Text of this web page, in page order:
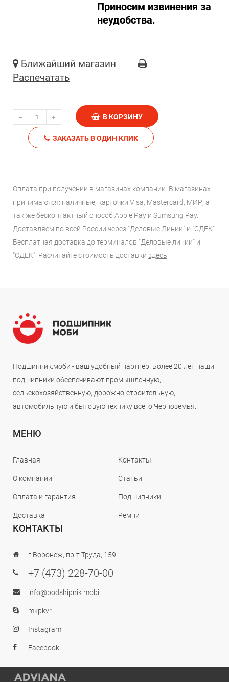
Приносим извинения за
неудобства.
Ближайший магазин
Распечатать
В КОРЗИНУ
ЗАКАЗАТЬ В ОДИН КЛИК
Оплата при получении в магазинах компании . В магазинах
принимаются: наличные, карточки Visa, Mastercard, МИР, а
так же бесконтактный способ Apple Pay и Sumsung Pay.
Доставляем по всей России через "Деловые Линии" и "СДЕК".
Бесплатная доставка до терминалов "Деловые линии" и
"СДЕК". Расчитайте стоимость доставки здесь
Подшипник.моби - ваш удобный партнёр. Более 20 лет наши
подшипники обеспечивают промышленную,
сельскохозяйственную, дорожно-строительную,
автомобильную и бытовую технику всего Черноземья.
МЕНЮ
Главная
О компании
Оплата и гарантия
Доставка
Контакты
Статьи
Подшипники
Ремни
КОНТАКТЫ
г.Воронеж, пр-т Труда, 159
+7 (473) 228-70-00
info@podshipnik.mobi
mkpkvr
Instagram
Facebook